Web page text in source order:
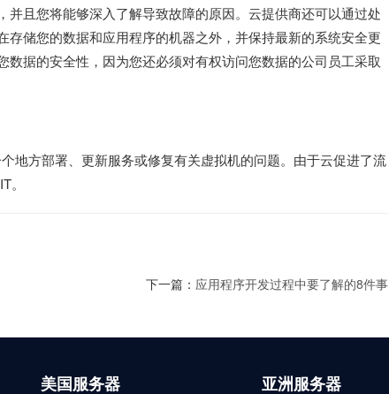
且您将能够深入了解导致故障的原因。云提供商还可以通过处
储您的数据和应用程序的机器之外，并保持最新的系统安全更
据的安全性，因为您还必须对有权访问您数据的公司员工采取
地方部署、更新服务或修复有关虚拟机的问题。由于云促进了流
下一篇： 应用程序开发过程中要了解的8件事
美国服务器 亚洲服务器